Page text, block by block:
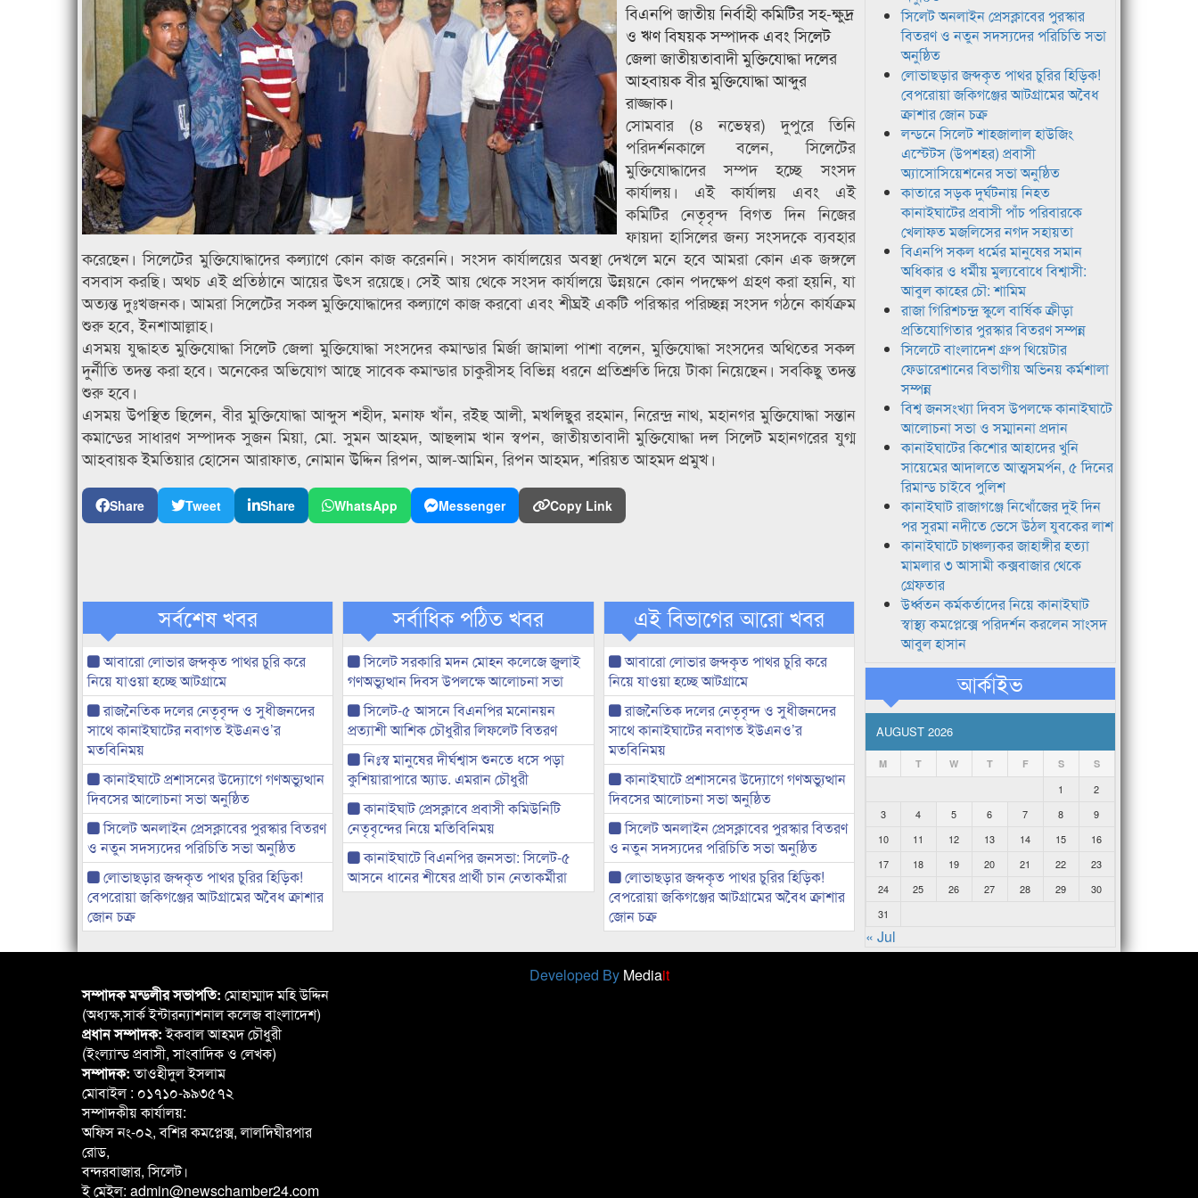
বিএনপি জাতীয় নির্বাহী কমিটির সহ-ক্ষুদ্র
ও ঋণ বিষয়ক সম্পাদক এবং সিলেট
জেলা জাতীয়তাবাদী মুক্তিযোদ্ধা দলের
আহবায়ক বীর মুক্তিযোদ্ধা আব্দুর
রাজ্জাক।
সোমবার (৪ নভেম্বর) দুপুরে তিনি
পরিদর্শনকালে বলেন, সিলেটের
মুক্তিযোদ্ধাদের সম্পদ হচ্ছে সংসদ
কার্যালয়। এই কার্যালয় এবং এই
কমিটির নেতৃবৃন্দ বিগত দিন নিজের
ফায়দা হাসিলের জন্য সংসদকে ব্যবহার
করেছেন। সিলেটের মুক্তিযোদ্ধাদের কল্যাণে কোন কাজ করেননি। সংসদ কার্যালয়ের অবস্থা দেখলে মনে হবে আমরা কোন এক জঙ্গলে
বসবাস করছি। অথচ এই প্রতিষ্ঠানে আয়ের উৎস রয়েছে। সেই আয় থেকে সংসদ কার্যালয়ে উন্নয়নে কোন পদক্ষেপ গ্রহণ করা হয়নি, যা
অত্যন্ত দুঃখজনক। আমরা সিলেটের সকল মুক্তিযোদ্ধাদের কল্যাণে কাজ করবো এবং শীঘ্রই একটি পরিস্কার পরিচ্ছন্ন সংসদ গঠনে কার্যক্রম
শুরু হবে, ইনশাআল্লাহ।
এসময় যুদ্ধাহত মুক্তিযোদ্ধা সিলেট জেলা মুক্তিযোদ্ধা সংসদের কমান্ডার মির্জা জামালা পাশা বলেন, মুক্তিযোদ্ধা সংসদের অথিতের সকল
দুর্নীতি তদন্ত করা হবে। অনেকের অভিযোগ আছে সাবেক কমান্ডার চাকুরীসহ বিভিন্ন ধরনে প্রতিশ্রুতি দিয়ে টাকা নিয়েছেন। সবকিছু তদন্ত
শুরু হবে।
এসময় উপস্থিত ছিলেন, বীর মুক্তিযোদ্ধা আব্দুস শহীদ, মনাফ খাঁন, রইছ আলী, মখলিছুর রহমান, নিরেন্দ্র নাথ, মহানগর মুক্তিযোদ্ধা সন্তান
কমান্ডের সাধারণ সম্পাদক সুজন মিয়া, মো. সুমন আহমদ, আছলাম খান স্বপন, জাতীয়তাবাদী মুক্তিযোদ্ধা দল সিলেট মহানগরের যুগ্ম
আহবায়ক ইমতিয়ার হোসেন আরাফাত, নোমান উদ্দিন রিপন, আল-আমিন, রিপন আহমদ, শরিয়ত আহমদ প্রমুখ।
Share Tweet Share WhatsApp Messenger Copy Link
সর্বশেষ খবর
আবারো লোভার জব্দকৃত পাথর চুরি করে
নিয়ে যাওয়া হচ্ছে আটগ্রামে
রাজনৈতিক দলের নেতৃবৃন্দ ও সুধীজনদের
সাথে কানাইঘাটের নবাগত ইউএনও’র
মতবিনিময়
কানাইঘাটে প্রশাসনের উদ্যোগে গণঅভ্যুত্থান
দিবসের আলোচনা সভা অনুষ্ঠিত
সিলেট অনলাইন প্রেসক্লাবের পুরস্কার বিতরণ
ও নতুন সদস্যদের পরিচিতি সভা অনুষ্ঠিত
লোভাছড়ার জব্দকৃত পাথর চুরির হিড়িক!
বেপরোয়া জকিগঞ্জের আটগ্রামের অবৈধ ক্রাশার
জোন চক্র
সর্বাধিক পঠিত খবর
সিলেট সরকারি মদন মোহন কলেজে জুলাই
গণঅভ্যুত্থান দিবস উপলক্ষে আলোচনা সভা
সিলেট-৫ আসনে বিএনপির মনোনয়ন
প্রত্যাশী আশিক চৌধুরীর লিফলেট বিতরণ
নিঃস্ব মানুষের দীর্ঘশ্বাস শুনতে ধসে পড়া
কুশিয়ারাপারে অ্যাড. এমরান চৌধুরী
কানাইঘাট প্রেসক্লাবে প্রবাসী কমিউনিটি
নেতৃবৃন্দের নিয়ে মতিবিনিময়
কানাইঘাটে বিএনপির জনসভা: সিলেট-৫
আসনে ধানের শীষের প্রার্থী চান নেতাকর্মীরা
এই বিভাগের আরো খবর
আবারো লোভার জব্দকৃত পাথর চুরি করে
নিয়ে যাওয়া হচ্ছে আটগ্রামে
রাজনৈতিক দলের নেতৃবৃন্দ ও সুধীজনদের
সাথে কানাইঘাটের নবাগত ইউএনও’র
মতবিনিময়
কানাইঘাটে প্রশাসনের উদ্যোগে গণঅভ্যুত্থান
দিবসের আলোচনা সভা অনুষ্ঠিত
সিলেট অনলাইন প্রেসক্লাবের পুরস্কার বিতরণ
ও নতুন সদস্যদের পরিচিতি সভা অনুষ্ঠিত
লোভাছড়ার জব্দকৃত পাথর চুরির হিড়িক!
বেপরোয়া জকিগঞ্জের আটগ্রামের অবৈধ ক্রাশার
জোন চক্র
সিলেট অনলাইন প্রেসক্লাবের পুরস্কার
বিতরণ ও নতুন সদস্যদের পরিচিতি সভা
অনুষ্ঠিত
লোভাছড়ার জব্দকৃত পাথর চুরির হিড়িক!
বেপরোয়া জকিগঞ্জের আটগ্রামের অবৈধ
ক্রাশার জোন চক্র
লন্ডনে সিলেট শাহজালাল হাউজিং
এস্টেটস (উপশহর) প্রবাসী
অ্যাসোসিয়েশনের সভা অনুষ্ঠিত
কাতারে সড়ক দুর্ঘটনায় নিহত
কানাইঘাটের প্রবাসী পাঁচ পরিবারকে
খেলাফত মজলিসের নগদ সহায়তা
বিএনপি সকল ধর্মের মানুষের সমান
অধিকার ও ধর্মীয় মুল্যবোধে বিশ্বাসী:
আবুল কাহের চৌ: শামিম
রাজা গিরিশচন্দ্র স্কুলে বার্ষিক ক্রীড়া
প্রতিযোগিতার পুরস্কার বিতরণ সম্পন্ন
সিলেটে বাংলাদেশ গ্রুপ থিয়েটার
ফেডারেশানের বিভাগীয় অভিনয় কর্মশালা
সম্পন্ন
বিশ্ব জনসংখ্যা দিবস উপলক্ষে কানাইঘাটে
আলোচনা সভা ও সম্মাননা প্রদান
কানাইঘাটের কিশোর আহাদের খুনি
সায়েমের আদালতে আত্মসমর্পন, ৫ দিনের
রিমান্ড চাইবে পুলিশ
কানাইঘাট রাজাগঞ্জে নিখোঁজের দুই দিন
পর সুরমা নদীতে ভেসে উঠল যুবকের লাশ
কানাইঘাটে চাঞ্চল্যকর জাহাঙ্গীর হত্যা
মামলার ৩ আসামী কক্সবাজার থেকে
গ্রেফতার
উর্ধ্বতন কর্মকর্তাদের নিয়ে কানাইঘাট
স্বাস্থ্য কমপ্লেক্সে পরিদর্শন করলেন সাংসদ
আবুল হাসান
আর্কাইভ
AUGUST 2026
M T W T F S S
1
2
3
4 5 6 7 8
9
10
11 12 13 14 15
16
17
18 19 20 21 22
23
24
25 26 27 28 29
30
31
« Jul
Developed By Mediait
সম্পাদক মন্ডলীর সভাপতি: মোহাম্মাদ মহি উদ্দিন
(অধ্যক্ষ,সার্ক ইন্টারন্যাশনাল কলেজ বাংলাদেশ)
প্রধান সম্পাদক:ইকবাল আহমদ চৌধুরী
(ইংল্যান্ড প্রবাসী, সাংবাদিক ও লেখক)
সম্পাদক:তাওহীদুল ইসলাম
মোবাইল : ০১৭১০-৯৯৩৫৭২
সম্পাদকীয় কার্যালয়:
অফিস নং-০২, বশির কমপ্লেক্স, লালদিঘীরপার
রোড,
বন্দরবাজার, সিলেট।
ই মেইল: admin@newschamber24.com